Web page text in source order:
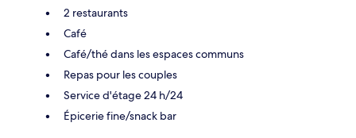
2 restaurants
Café
Café/thé dans les espaces communs
Repas pour les couples
Service d'étage 24 h/24
Épicerie fine/snack bar